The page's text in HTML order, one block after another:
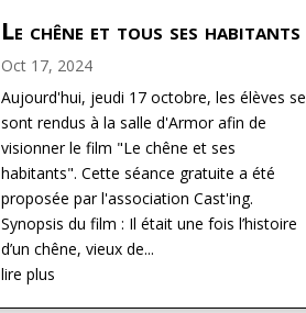
Le chêne et tous ses habitants
Oct 17, 2024
Aujourd'hui, jeudi 17 octobre, les élèves se
sont rendus à la salle d'Armor afin de
visionner le film "Le chêne et ses
habitants". Cette séance gratuite a été
proposée par l'association Cast'ing.
Synopsis du film : Il était une fois l’histoire
d’un chêne, vieux de...
lire plus